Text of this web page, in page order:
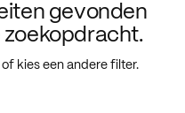
gevonden
zoekopdracht.
kies een andere filter.